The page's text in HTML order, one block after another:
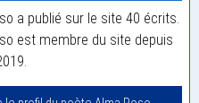
a publié sur le site 40 écrits.
est membre du site depuis